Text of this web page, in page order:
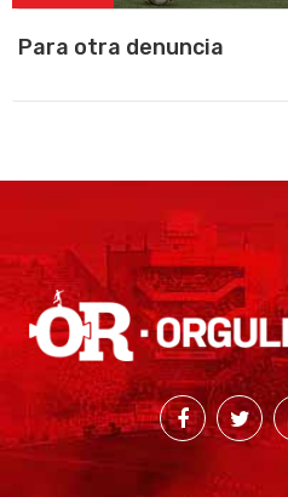
Para otra denuncia